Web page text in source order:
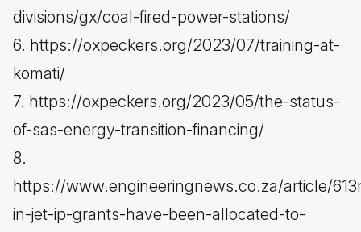
divisions/gx/coal-fired-power-stations/
6. https://oxpeckers.org/2023/07/training-at-
komati/
7. https://oxpeckers.org/2023/05/the-status-
of-sas-energy-transition-financing/
8.
https://www.engineeringnews.co.za/article/
in-jet-ip-grants-have-been-allocated-to-